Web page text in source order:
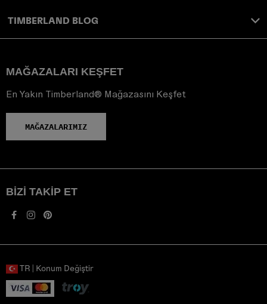
TIMBERLAND BLOG
MAĞAZALARI KEŞFET
En Yakın Timberland® Mağazasını Keşfet
MAĞAZALARIMIZ
BIZI TAKIP ET
TR | Konum Değiştir